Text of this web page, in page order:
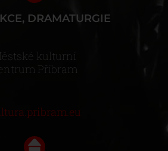
DRAMATURGIE
kulturní
Příbram